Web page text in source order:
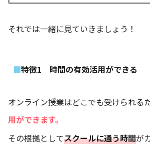
それでは一緒に見ていきましょう！
特徴1 時間の有効活用ができる
オンライン授業はどこでも受けられるた
用ができます。
その根拠としてスクールに通う時間が